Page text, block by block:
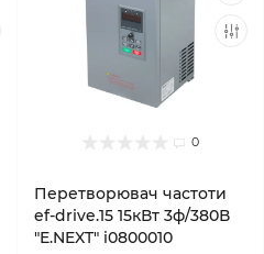
0
Перетворювач частоти
ef-drive.15 15кВт 3ф/380В
"E.NEXT" i0800010